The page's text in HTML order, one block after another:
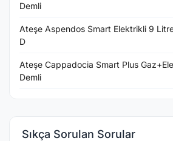
Demli
Ateşe Aspendos Smart Elektrikli 9
D
Ateşe Cappadocia Smart Plus
Demli
Sıkça Sorulan Sorular